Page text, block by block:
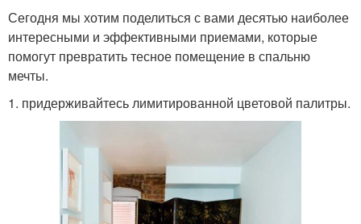
Сегодня мы хотим поделиться с вами десятью наиболее
интересными и эффективными приемами, которые
помогут превратить тесное помещение в спальню
мечты.
1. придерживайтесь лимитированной цветовой палитры.